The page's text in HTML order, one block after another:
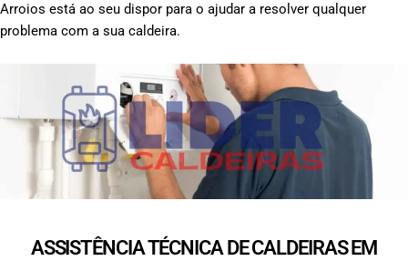
Arroios está ao seu dispor para o ajudar a resolver qualquer
problema com a sua caldeira.
ASSISTÊNCIA TÉCNICA DE CALDEIRAS EM